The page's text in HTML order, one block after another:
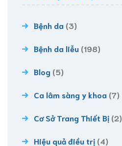
Bệnh da (3)
Bệnh da liễu (198)
Blog (5)
Ca lâm sàng y khoa (7)
Cơ Sở Trang Thiết Bị (2)
Hiệu quả điều trị (4)